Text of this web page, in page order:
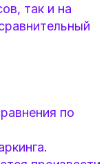
так и на
по